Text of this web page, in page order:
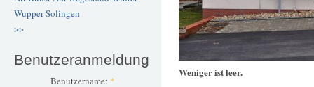
WupperSolingen
>>
Benutzeranmeldung
Benutzername: *
Weniger ist leer.